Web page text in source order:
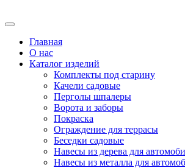
Главная
О нас
Каталог изделий
Комплекты под старину
Качели садовые
Перголы шпалеры
Ворота и заборы
Покраска
Ограждение для террасы
Беседки садовые
Навесы из дерева для
Навесы из металла для